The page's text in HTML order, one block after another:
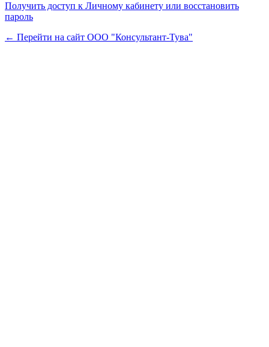
Получить доступ к Личному кабинету или восстановить
пароль
← Перейти на сайт ООО "Консультант-Тува"